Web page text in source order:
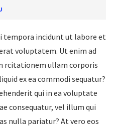
tempora incidunt ut labore et
voluptatem. Ut enim ad
rcitationem ullam corporis
ex ea commodi sequatur?
qui in ea voluptate
consequatur, vel illum qui
nulla pariatur? At vero eos